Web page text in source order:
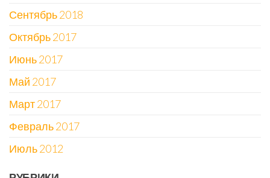
Сентябрь 2018
Октябрь 2017
Июнь 2017
Май 2017
Март 2017
Февраль 2017
Июль 2012